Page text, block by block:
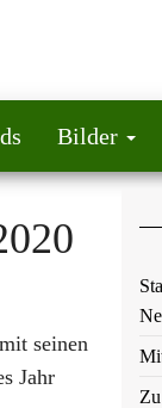
Bilder
seinen
Jahr